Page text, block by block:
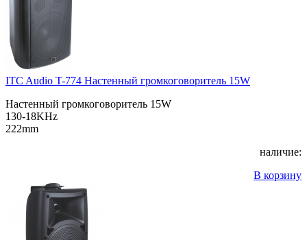
ITC Audio T-774 Настенный громкоговоритель 15W
Настенный громкоговоритель 15W
130-18KHz
222mm
наличие:
В корзину